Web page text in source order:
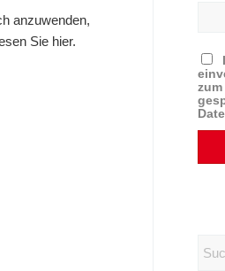
anzuwenden,
Sie hier.